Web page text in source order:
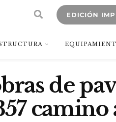
EDICIÓN
de
camino